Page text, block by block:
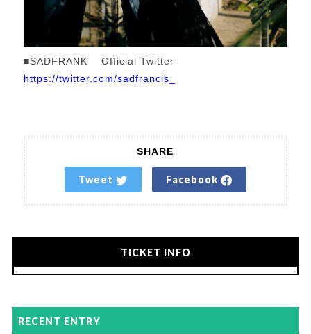
■SADFRANK Official Twitter
https://twitter.com/sadfrancis_
SHARE
Tweet Facebook
TICKET INFO
RECENT ENTRY